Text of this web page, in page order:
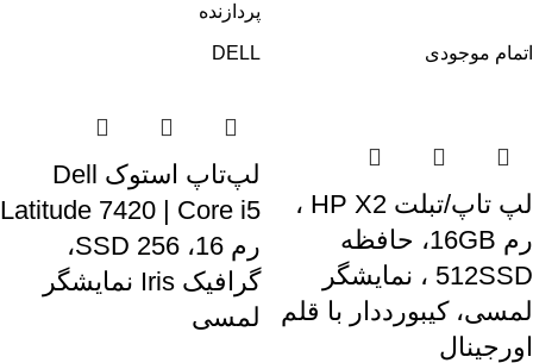
پردازنده
اتمام موجودی
لپ تاپ/تبلت HP X2 ،
رم 16GB، حافظه
512SSD ، نمایشگر
لمسی، کیبورددار با قلم
اورجینال
DELL
لپ‌تاپ استوک Dell
Latitude 7420 | Core i5
رم 16، SSD 256،
گرافیک Iris نمایشگر
لمسی